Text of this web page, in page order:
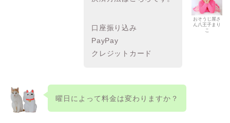
おそうじ屋さ
ん八王子まり
こ
口座振り込み
PayPay
クレジットカード
曜日によって料金は変わりますか？